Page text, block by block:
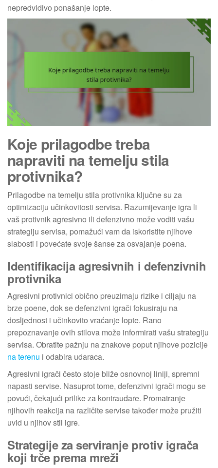
nepredvidivo ponašanje lopte.
Koje prilagodbe treba
napraviti na temelju stila
protivnika?
Prilagodbe na temelju stila protivnika ključne su za
optimizaciju učinkovitosti servisa. Razumijevanje igra li
vaš protivnik agresivno ili defenzivno može voditi vašu
strategiju servisa, pomažući vam da iskoristite njihove
slabosti i povećate svoje šanse za osvajanje poena.
Identifikacija agresivnih i defenzivnih
protivnika
Agresivni protivnici obično preuzimaju rizike i ciljaju na
brze poene, dok se defenzivni igrači fokusiraju na
dosljednost i učinkovito vraćanje lopte. Rano
prepoznavanje ovih stilova može informirati vašu strategiju
servisa. Obratite pažnju na znakove poput njihove pozicije
na terenu i odabira udaraca.
Agresivni igrači često stoje bliže osnovnoj liniji, spremni
napasti servise. Nasuprot tome, defenzivni igrači mogu se
povući, čekajući prilike za kontraudare. Promatranje
njihovih reakcija na različite servise također može pružiti
uvid u njihov stil igre.
Strategije za serviranje protiv igrača
koji trče prema mreži